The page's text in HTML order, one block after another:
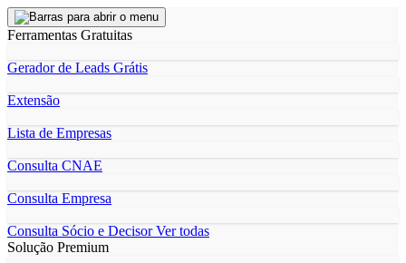
Ferramentas Gratuitas
Gerador de Leads Grátis
Extensão
Lista de Empresas
Consulta CNAE
Consulta Empresa
Consulta Sócio e DecisorVer todas
Solução Premium